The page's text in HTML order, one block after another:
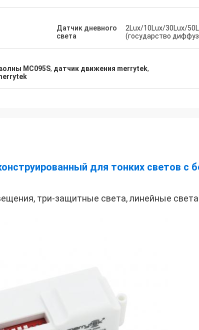
Датчик дневного
света
2Lux/10Lux/30Lux/
(государство
MC095S, датчик движения merrytek,
для тонких светов с
три-защитные света, линейные